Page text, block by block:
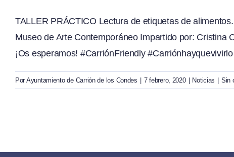
TALLER PRÁCTICO Lectura de etiquetas de
Museo de Arte Contemporáneo Impartido por: Cristina
¡Os esperamos! #CarriónFriendly
Por Ayuntamiento de Carrión de los Condes 7 febrero, 2020 Noticias Sin